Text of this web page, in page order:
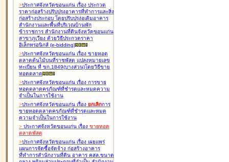
>ประกาศจังหวัดขอนแก่น เรื่อง ประกวด
ราคาก่อสร้างปรับปรุงอาคารที่ทำการและสิ่ง
ก่อสร้างประกอบ โดยปรับปรุง่อเติมอาคาร
สำนักงานและพื้นที่บริเวณบ้านพัก
ข้าราชการ สำนักงานที่ดินจังหวัดขอนแก่น
สาขาภูเวียง ด้วยวิธีประกวดราคา
อิเล็กทรอนิกส์ (e-bidding)
>ประกาศจังหวัดขอนแก่น เรื่อง ขายทอด
ตลาดต้นไม้บนที่ราชพัสดุ แปลงหมายเลข
ทะเบียน ที่ ขก.1849(บางส่วน)โดยวิธีขาย
ทอดตลาด
>ประกาศจังหวัดขอนแก่น เรื่อง การขาย
ทอดตลาดครุภัณฑ์ที่ชำรุดและหมดความ
จำเป็นในการใช้งาน
>ประกาศจังหวัดขอนแก่น เรื่อง ยกเลิกการ
ขายทอดตลาดครุภัณฑ์ที่ชำรุดและหมด
ความจำเป็นในการใช้งาน
> ประกาศจังหวัดขอนแก่น เรื่อง ขายทอด
ตลาดพัสดุ
>ประกาศจังหวัดขอนแก่น เรื่อง เผยแพร่
แผนการจัดซื้อจัดจ้าง ก่อสร้างอาคาร
ที่ทำการสำนักงานที่ดิน อาคาร คสล.ขนาด